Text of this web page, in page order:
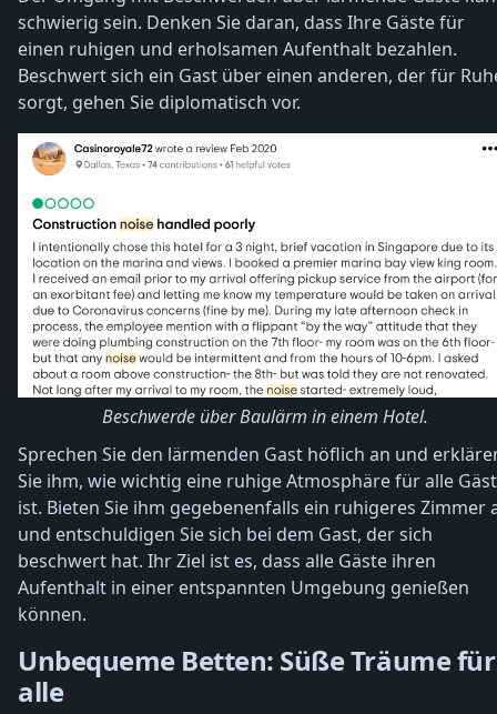
schwierig sein. Denken Sie daran, dass Ihre Gäste für
einen ruhigen und erholsamen Aufenthalt bezahlen.
Beschwert sich ein Gast über einen anderen, der für
sorgt, gehen Sie diplomatisch vor.
Beschwerde über Baulärm in einem Hotel.
Sprechen Sie den lärmenden Gast höflich an und
Sie ihm, wie wichtig eine ruhige Atmosphäre für alle
ist. Bieten Sie ihm gegebenenfalls ein ruhigeres Zimmer
und entschuldigen Sie sich bei dem Gast, der sich
beschwert hat. Ihr Ziel ist es, dass alle Gäste ihren
Aufenthalt in einer entspannten Umgebung genießen
können.
Unbequeme Betten: Süße Träume für
alle